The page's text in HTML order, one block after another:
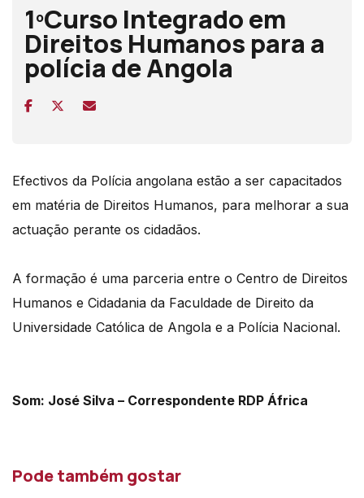
1ºCurso Integrado em
Direitos Humanos para a
polícia de Angola
Efectivos da Polícia angolana estão a ser capacitados
em matéria de Direitos Humanos, para melhorar a sua
actuação perante os cidadãos.
A formação é uma parceria entre o Centro de Direitos
Humanos e Cidadania da Faculdade de Direito da
Universidade Católica de Angola e a Polícia Nacional.
Som: José Silva – Correspondente RDP África
Pode também gostar